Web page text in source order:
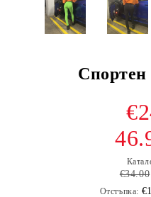
Спортен
€34.00
Отстъпка: